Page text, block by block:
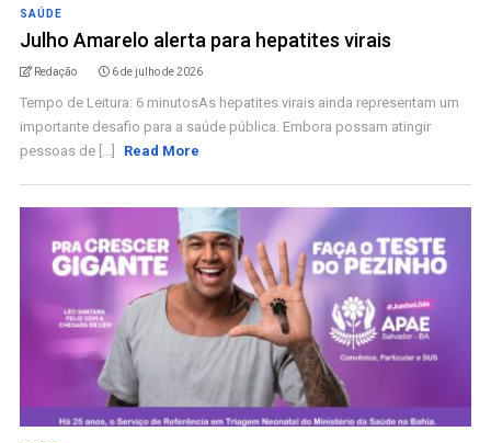
SAÚDE
Julho Amarelo alerta para hepatites virais
Redação 6 de julho de 2026
Tempo de Leitura: 6 minutosAs hepatites virais ainda representam um
importante desafio para a saúde pública. Embora possam atingir
pessoas de [...]
Read More